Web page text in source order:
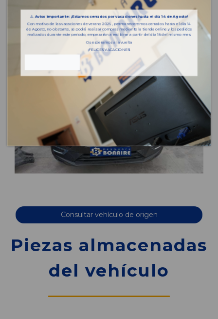
Consultar vehículo de origen
Piezas almacenadas
del vehículo
⚠️Aviso importante: ¡Estamos cerrados por vacaciones hasta el día 14 de Agosto!
Con motivo de las vacaciones de verano 2026 , permaneceremos cerrados hasta el día 14
de Agosto, no obstante, se podrá realizar compras mediante la tienda online y los pedidos
realizados durante este periodo, empezarán a recibirse a partir del día 18 del mismo mes.
Os esperamos a la vuelta
¡FELICES VACACIONES!